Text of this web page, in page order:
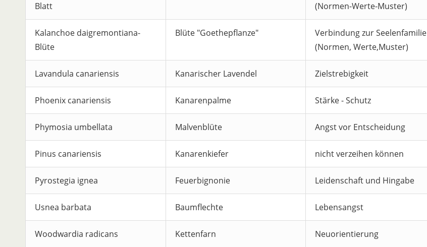
Blatt
(Normen-Werte-Muster)
Kalanchoe daigremontiana-
Blüte
Blüte "Goethepflanze"
Verbindung zur Seelenfamilie
(Normen, Werte,Muster)
Lavandula canariensis Kanarischer Lavendel Zielstrebigkeit
Phoenix canariensis Kanarenpalme Stärke - Schutz
Phymosia umbellata Malvenblüte Angst vor Entscheidung
Pinus canariensis Kanarenkiefer nicht verzeihen können
Pyrostegia ignea Feuerbignonie Leidenschaft und Hingabe
Usnea barbata Baumflechte Lebensangst
Woodwardia radicans Kettenfarn Neuorientierung